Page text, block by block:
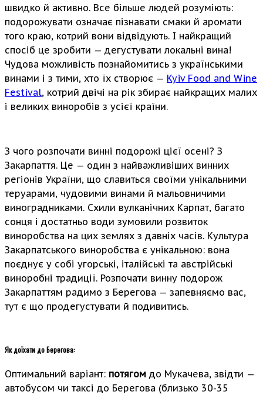
швидко й активно. Все більше людей розуміють:
подорожувати означає пізнавати смаки й аромати
того краю, котрий вони відвідують. І найкращий
спосіб це зробити — дегустувати локальні вина!
Чудова можливість познайомитись з українськими
винами і з тими, хто їх створює — Kyiv Food and Wine
Festival, котрий двічі на рік збирає найкращих малих
і великих виноробів з усієї країни.
З чого розпочати винні подорожі цієї осені? З
Закарпаття. Це — один з найважливіших винних
регіонів України, що славиться своїми унікальними
теруарами, чудовими винами й мальовничими
виноградниками. Схили вулканічних Карпат, багато
сонця і достатньо води зумовили розвиток
виноробства на цих землях з давніх часів. Культура
Закарпатського виноробства є унікальною: вона
поєднує у собі угорські, італійські та австрійські
виноробні традиції. Розпочати винну подорож
Закарпаттям радимо з Берегова — запевняємо вас,
тут є що продегустувати й подивитись.
Як доїхати до Берегова:
Оптимальний варіант: потягом до Мукачева, звідти —
автобусом чи таксі до Берегова (близько 30-35